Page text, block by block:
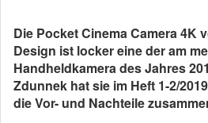
Die Pocket Cinema Camera 4K
Design ist locker eine der am
Handheldkamera des Jahres
Zdunnek hat sie im Heft 1-2/
die Vor- und Nachteile